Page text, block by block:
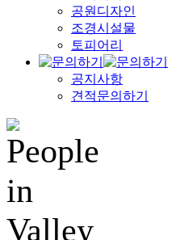
공원디자인
조경시설물
토피어리
공지사항
견적문의하기